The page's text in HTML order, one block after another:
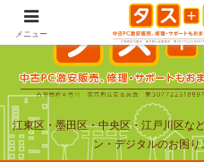
江東区・墨田区・中央区・江戸川区な
ン・デジタルのお困り
メニュー